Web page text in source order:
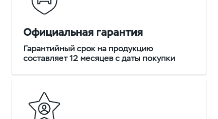
Официальная гарантия
Гарантийный срок на продукцию
составляет 12 месяцев с даты покупки